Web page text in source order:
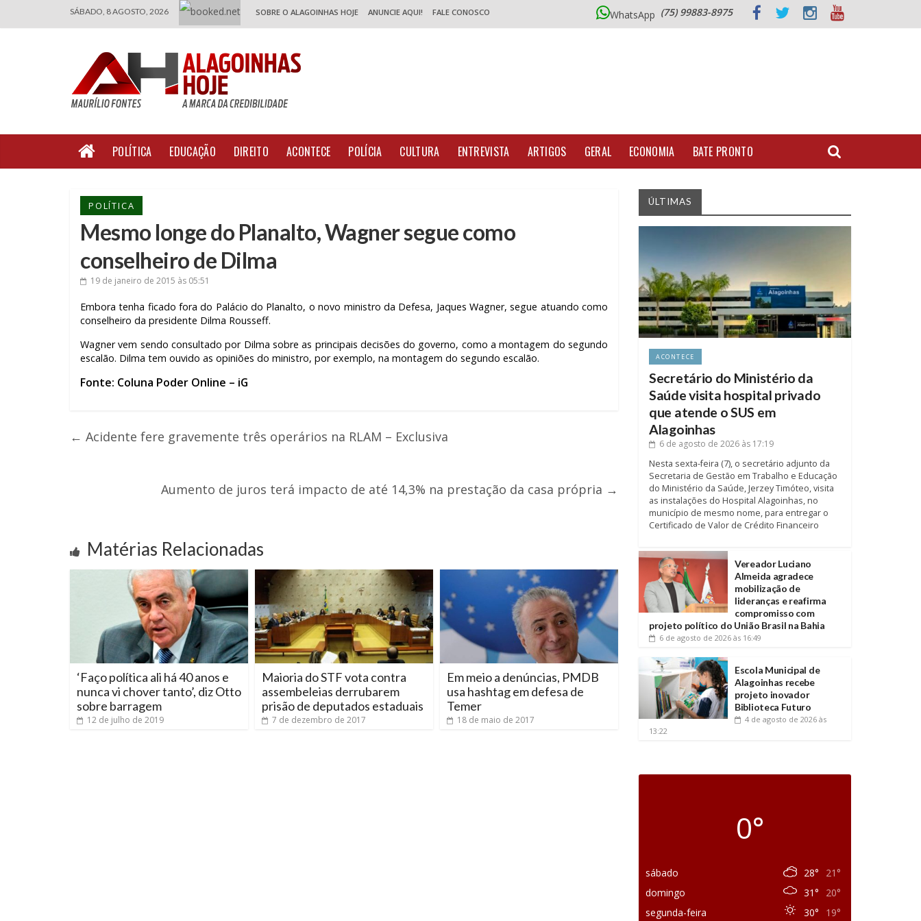
SÁBADO, 8 AGOSTO, 2026 SOBRE O ALAGOINHAS HOJE ANUNCIE AQUI! FALE CONOSCO WhatsApp (75) 99883-8975
POLÍTICA EDUCAÇÃO DIREITO ACONTECE POLÍCIA CULTURA ENTREVISTA ARTIGOS GERAL ECONOMIA BATE PRONTO
POLÍTICA
Mesmo longe do Planalto, Wagner segue como
conselheiro de Dilma
19 de janeiro de 2015 às 05:51
Embora tenha ficado fora do Palácio do Planalto, o novo ministro da Defesa, Jaques Wagner, segue atuando como
conselheiro da presidente Dilma Rousseff.
Wagner vem sendo consultado por Dilma sobre as principais decisões do governo, como a montagem do segundo
escalão. Dilma tem ouvido as opiniões do ministro, por exemplo, na montagem do segundo escalão.
Fonte: Coluna Poder Online – iG
← Acidente fere gravemente três operários na RLAM – Exclusiva
Aumento de juros terá impacto de até 14,3% na prestação da casa própria →
Matérias Relacionadas
‘Faço política ali há 40 anos e
nunca vi chover tanto’, diz Otto
sobre barragem
12 de julho de 2019
Maioria do STF vota contra
assembeleias derrubarem
prisão de deputados estaduais
7 de dezembro de 2017
Em meio a denúncias, PMDB
usa hashtag em defesa de
Temer
18 de maio de 2017
ÚLTIMAS
ACONTECE
Secretário do Ministério da
Saúde visita hospital privado
que atende o SUS em
Alagoinhas
6 de agosto de 2026 às 17:19
Nesta sexta-feira (7), o secretário adjunto da
Secretaria de Gestão em Trabalho e Educação
do Ministério da Saúde, Jerzey Timóteo, visita
as instalações do Hospital Alagoinhas, no
município de mesmo nome, para entregar o
Certificado de Valor de Crédito Financeiro
Vereador Luciano
Almeida agradece
mobilização de
lideranças e reafirma
compromisso com
projeto político do União Brasil na Bahia
6 de agosto de 2026 às 16:49
Escola Municipal de
Alagoinhas recebe
projeto inovador
Biblioteca Futuro
4 de agosto de 2026 às
13:22
0°
sábado 28°
21°
domingo
31°
20°
segunda-feira
30° 19°